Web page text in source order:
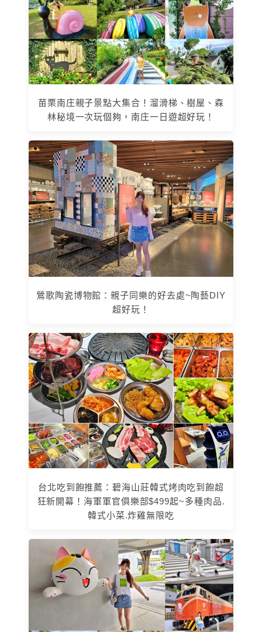
苗栗南庄親子景點大集合！溜滑梯、樹屋、森
林秘境一次玩個夠，南庄一日遊超好玩！
鶯歌陶瓷博物館：親子同樂的好去處~陶藝DIY
超好玩！
台北吃到飽推薦：碧海山莊韓式烤肉吃到飽超
狂新開幕！海軍軍官俱樂部$499起~多種肉品.
韓式小菜.炸雞無限吃